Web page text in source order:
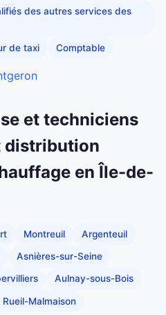
des autres services des
de taxi Comptable
et techniciens
distribution
en Île-de-
Montreuil Argenteuil
Asnières-sur-Seine
Aulnay-sous-Bois
Rueil-Malmaison